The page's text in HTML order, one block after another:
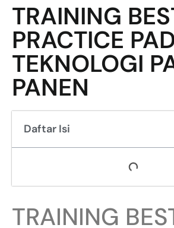
TRAINING
PRACTICE
TEKNOLOGI
PANEN
Daftar Isi
TRAINING